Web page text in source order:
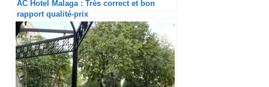
AC Hotel Malaga : Très correct et bon
rapport qualité-prix